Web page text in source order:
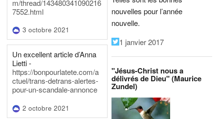
m/thread/143480341090216
7552.html
3 octobre 2021
Un excellent article d’Anna
Lietti -
https://bonpourlatete.com/a
ctuel/trans-detrans-alertes-
pour-un-scandale-annonce
2 octobre 2021
nouvelles pour l’année
nouvelle.
1 janvier 2017
"Jésus-Christ nous a
délivrés de Dieu" (Maurice
Zundel)